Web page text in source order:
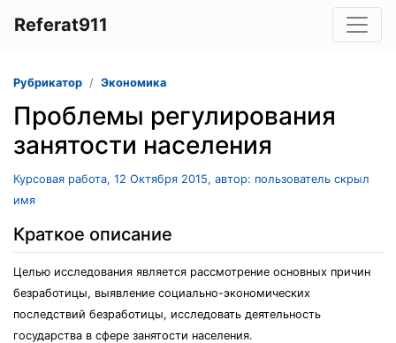
Referat911
Рубрикатор Экономика
Проблемы регулирования
занятости населения
Курсовая работа, 12 Октября 2015, автор: пользователь скрыл
имя
Краткое описание
Целью исследования является рассмотрение основных причин
безработицы, выявление социально-экономических
последствий безработицы, исследовать деятельность
государства в сфере занятости населения.